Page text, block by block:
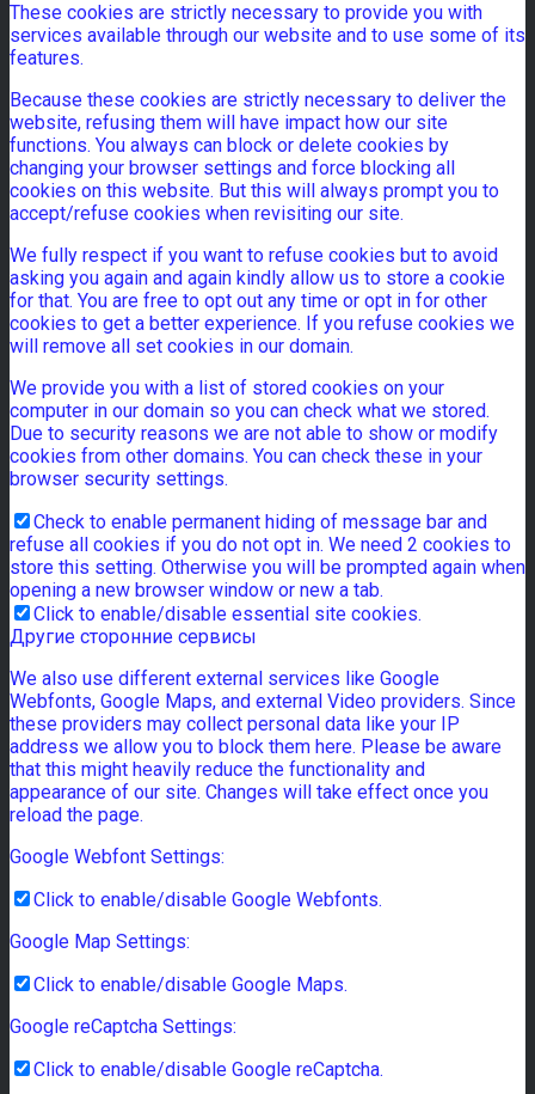
These cookies are strictly necessary to provide you with
services available through our website and to use some of its
features.
Because these cookies are strictly necessary to deliver the
website, refusing them will have impact how our site
functions. You always can block or delete cookies by
changing your browser settings and force blocking all
cookies on this website. But this will always prompt you to
accept/refuse cookies when revisiting our site.
We fully respect if you want to refuse cookies but to avoid
asking you again and again kindly allow us to store a cookie
for that. You are free to opt out any time or opt in for other
cookies to get a better experience. If you refuse cookies we
will remove all set cookies in our domain.
We provide you with a list of stored cookies on your
computer in our domain so you can check what we stored.
Due to security reasons we are not able to show or modify
cookies from other domains. You can check these in your
browser security settings.
Check to enable permanent hiding of message bar and
refuse all cookies if you do not opt in. We need 2 cookies to
store this setting. Otherwise you will be prompted again when
opening a new browser window or new a tab.
Click to enable/disable essential site cookies.
Другие сторонние сервисы
We also use different external services like Google
Webfonts, Google Maps, and external Video providers. Since
these providers may collect personal data like your IP
address we allow you to block them here. Please be aware
that this might heavily reduce the functionality and
appearance of our site. Changes will take effect once you
reload the page.
Google Webfont Settings:
Click to enable/disable Google Webfonts.
Google Map Settings:
Click to enable/disable Google Maps.
Google reCaptcha Settings:
Click to enable/disable Google reCaptcha.